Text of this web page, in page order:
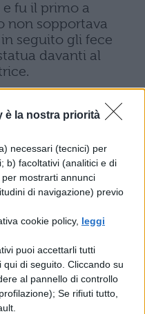
è la nostra priorità
necessari (tecnici) per
b) facoltativi (analitici e di
mostrarti annunci
di navigazione) previo
cookie policy, leggi
puoi accettarli tutti
di seguito. Cliccando su
al pannello di controllo
Se rifiuti tutto,
fu il primo a
non sopportava
seguito gli fece
davanti al
schiera sbandata,
fuggivano, sia
afferrati per la
certamente di
portatore di
con la punta,
mentre un altro
mani mentre lo
sua famosa
anche